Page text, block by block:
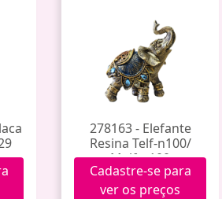
278163 - Elefante
Resina Telf-n100/
Melf-n100
Cadastre-se para
ver os preços